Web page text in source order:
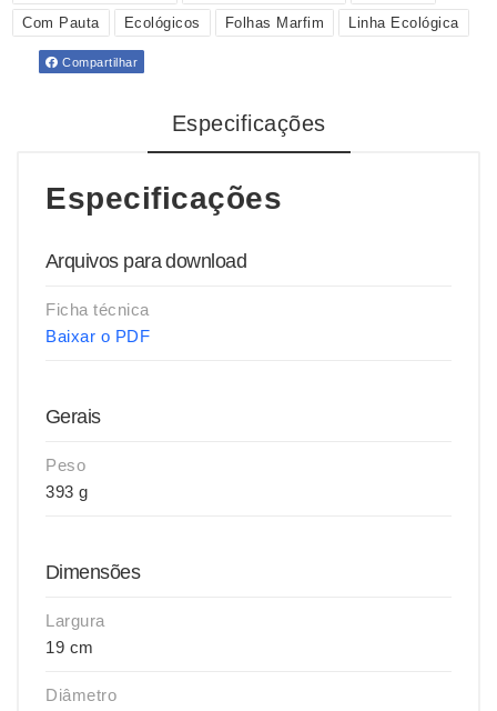
Com Pauta
Ecológicos Folhas Marfim Linha Ecológica
Compartilhar
Especificações
Especificações
Arquivos para download
Ficha técnica
Baixar o PDF
Gerais
Peso
393 g
Dimensões
Largura
19 cm
Diâmetro